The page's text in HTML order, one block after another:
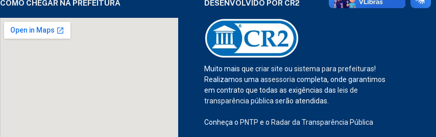
COMO CHEGAR NA PREFEITURA DESENVOLVIDO POR CR2
Muito mais que criar site ou sistema para prefeituras!
Realizamos uma assessoria completa, onde garantimos
em contrato que todas as exigências das leis de
transparência pública serão atendidas.
Conheça o PNTP e o Radar da Transparência Pública